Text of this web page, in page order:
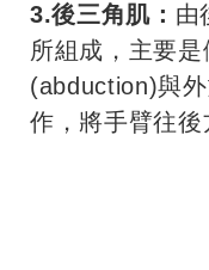
3.後三角肌： 由
所組成，主要
(abduction)與
作，將手臂往後